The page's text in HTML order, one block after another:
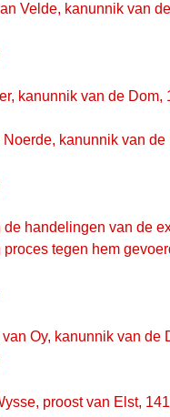
Velde, kanunnik van
kanunnik van de Dom,
kanunnik van
handelingen van de
proces tegen hem
Oy, kanunnik van
proost van Elst,